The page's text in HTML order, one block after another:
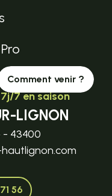
Comment venir ?
7 en saison
LIGNON
- 43400
56